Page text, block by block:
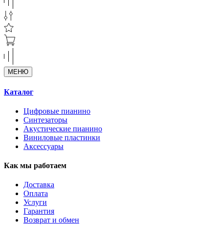
МЕНЮ
Каталог
Цифровые пианино
Синтезаторы
Акустические пианино
Виниловые пластинки
Аксессуары
Как мы работаем
Доставка
Оплата
Услуги
Гарантия
Возврат и обмен